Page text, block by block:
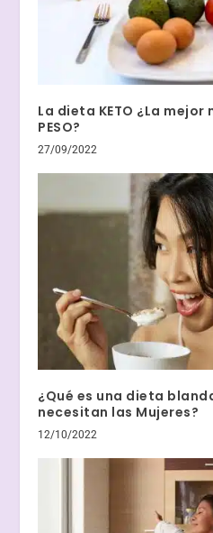
La dieta KETO ¿La mejor
PESO?
27/09/2022
¿Qué es una dieta
necesitan las Mujeres?
12/10/2022